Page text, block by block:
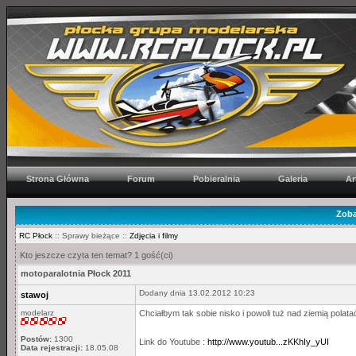
Strona Główna Forum Pobieralnia Galeria
RC Płock :: Sprawy bieżące :: Zdjęcia i filmy
Kto jeszcze czyta ten temat? 1 gość(ci)
motoparalotnia Płock 2011
stawoj Dodany dnia 13.02.2012 10:23
modelarz
Postów: 1300
Data rejestracji: 18.05.08
Chciałbym tak sobie nisko i powoli tuż nad ziemią
Link do Youtube : http://www.youtub...zKKhIy_yUI